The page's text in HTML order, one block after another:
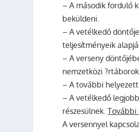
– A második forduló
beküldeni.
– A vetélkedő
teljesítményeik
– A verseny
nemzetközi
– A további
– A vetélkedő
részesülnek.További
A versennyel